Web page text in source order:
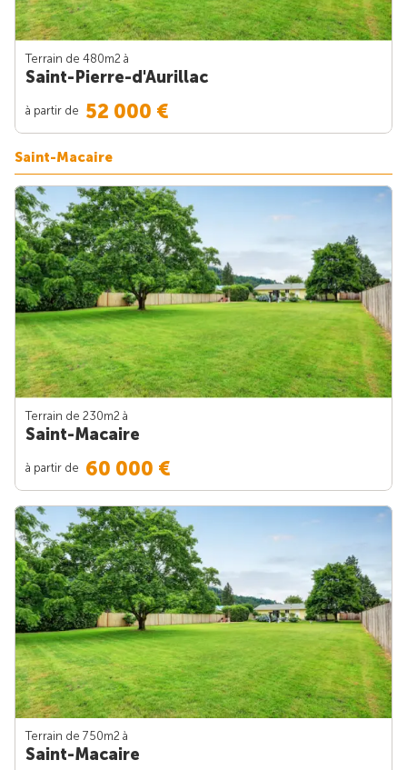
Terrain de 480m2 à
Saint-Pierre-d'Aurillac
à partir de 52 000 €
Saint-Macaire
Terrain de 230m2 à
Saint-Macaire
à partir de 60 000 €
Terrain de 750m2 à
Saint-Macaire